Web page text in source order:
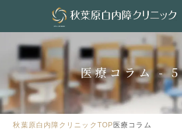
医療コラム - 5
秋葉原白内障クリニックTOP 医療コラム